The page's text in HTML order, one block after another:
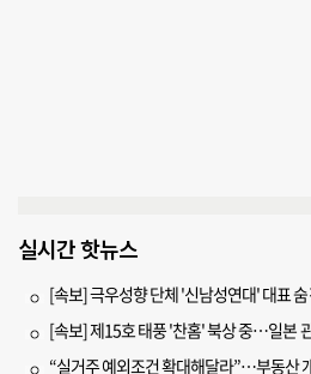
실시간 핫뉴스
[속보] 극우성향 단체 '신남성연대' 대표
[속보] 제15호 태풍 '찬홈' 북상 중…일본
“실거주 예외조건 확대해달라”…부동산